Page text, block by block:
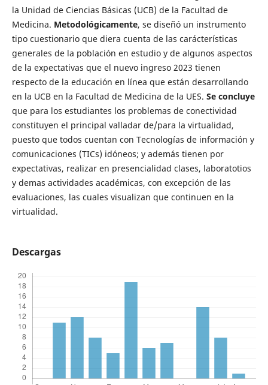
la Unidad de Ciencias Básicas (UCB) de la Facultad de
Medicina. Metodológicamente, se diseñó un instrumento
tipo cuestionario que diera cuenta de las carácterísticas
generales de la población en estudio y de algunos aspectos
de la expectativas que el nuevo ingreso 2023 tienen
respecto de la educación en línea que están desarrollando
en la UCB en la Facultad de Medicina de la UES. Se concluye
que para los estudiantes los problemas de conectividad
constituyen el principal valladar de/para la virtualidad,
puesto que todos cuentan con Tecnologías de información y
comunicaciones (TICs) idóneos; y además tienen por
expectativas, realizar en presencialidad clases, laboratotios
y demas actividades académicas, con excepción de las
evaluaciones, las cuales visualizan que continuen en la
virtualidad.
Descargas